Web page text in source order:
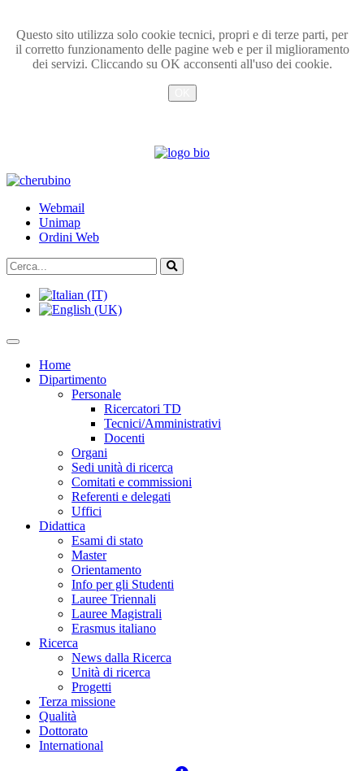
Questo sito utilizza solo cookie tecnici, propri e di terze parti, per
il corretto funzionamento delle pagine web e per il miglioramento
dei servizi. Cliccando su OK acconsenti all'uso dei cookie.
TPL_UNIPI_SKIP_TO_CONTENT
Webmail
Unimap
Ordini Web
Cerca...
Vai
Home
Dipartimento
Personale
Ricercatori TD
Tecnici/Amministrativi
Docenti
Organi
Sedi unità di ricerca
Comitati e commissioni
Referenti e delegati
Uffici
Didattica
Esami di stato
Master
Orientamento
Info per gli Studenti
Lauree Triennali
Lauree Magistrali
Erasmus italiano
Ricerca
News dalla Ricerca
Unità di ricerca
Progetti
Terza missione
Qualità
Dottorato
International